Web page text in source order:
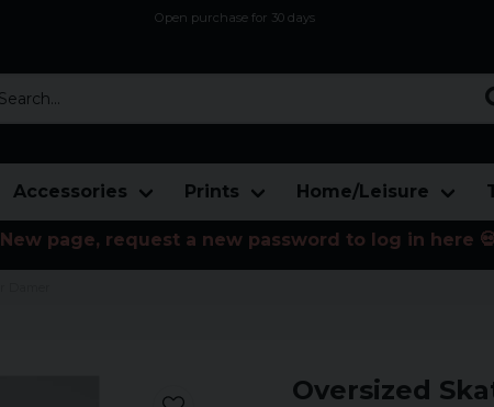
Open purchase for 30 days
Accessories Prints Home/Leisure
New page, request a new password to log in here
Oversized